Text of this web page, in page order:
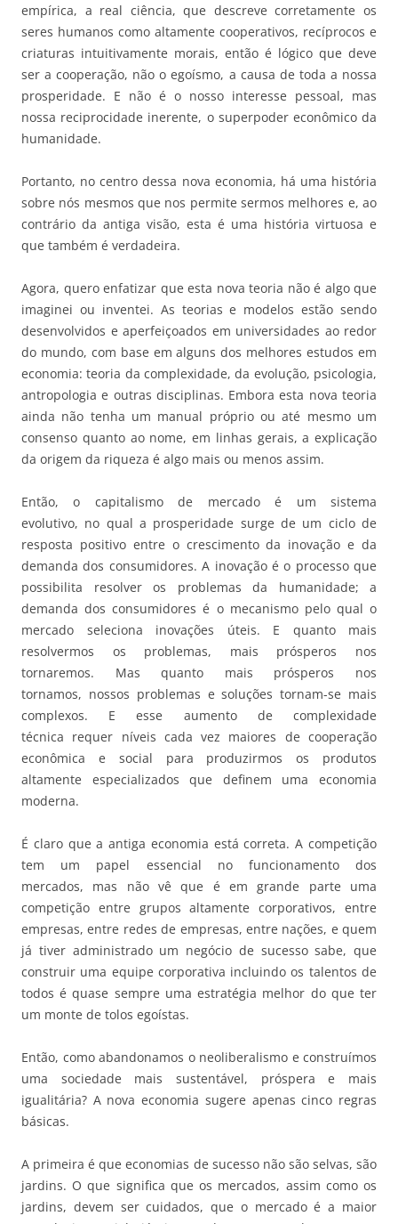
empírica, a real ciência, que descreve corretamente os
seres humanos como altamente cooperativos, recíprocos e
criaturas intuitivamente morais, então é lógico que deve
ser a cooperação, não o egoísmo, a causa de toda a nossa
prosperidade. E não é o nosso interesse pessoal, mas
nossa reciprocidade inerente, o superpoder econômico da
humanidade.
Portanto, no centro dessa nova economia, há uma história
sobre nós mesmos que nos permite sermos melhores e, ao
contrário da antiga visão, esta é uma história virtuosa e
que também é verdadeira.
Agora, quero enfatizar que esta nova teoria não é algo que
imaginei ou inventei. As teorias e modelos estão sendo
desenvolvidos e aperfeiçoados em universidades ao redor
do mundo, com base em alguns dos melhores estudos em
economia: teoria da complexidade, da evolução, psicologia,
antropologia e outras disciplinas. Embora esta nova teoria
ainda não tenha um manual próprio ou até mesmo um
consenso quanto ao nome, em linhas gerais, a explicação
da origem da riqueza é algo mais ou menos assim.
Então, o capitalismo de mercado é um sistema
evolutivo, no qual a prosperidade surge de um ciclo de
resposta positivo entre o crescimento da inovação e da
demanda dos consumidores. A inovação é o processo que
possibilita resolver os problemas da humanidade; a
demanda dos consumidores é o mecanismo pelo qual o
mercado seleciona inovações úteis. E quanto mais
resolvermos os problemas, mais prósperos nos
tornaremos. Mas quanto mais prósperos nos
tornamos, nossos problemas e soluções tornam-se mais
complexos. E esse aumento de complexidade
técnica requer níveis cada vez maiores de cooperação
econômica e social para produzirmos os produtos
altamente especializados que definem uma economia
moderna.
É claro que a antiga economia está correta. A competição
tem um papel essencial no funcionamento dos
mercados, mas não vê que é em grande parte uma
competição entre grupos altamente corporativos, entre
empresas, entre redes de empresas, entre nações, e quem
já tiver administrado um negócio de sucesso sabe, que
construir uma equipe corporativa incluindo os talentos de
todos é quase sempre uma estratégia melhor do que ter
um monte de tolos egoístas.
Então, como abandonamos o neoliberalismo e construímos
uma sociedade mais sustentável, próspera e mais
igualitária? A nova economia sugere apenas cinco regras
básicas.
A primeira é que economias de sucesso não são selvas, são
jardins. O que significa que os mercados, assim como os
jardins, devem ser cuidados, que o mercado é a maior